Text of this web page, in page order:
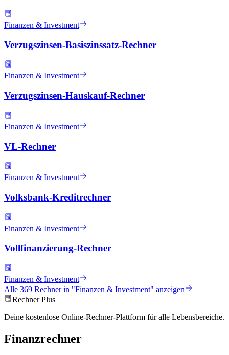
Finanzen & Investment
Verzugszinsen-Basiszinssatz-Rechner
Finanzen & Investment
Verzugszinsen-Hauskauf-Rechner
Finanzen & Investment
VL-Rechner
Finanzen & Investment
Volksbank-Kreditrechner
Finanzen & Investment
Vollfinanzierung-Rechner
Finanzen & Investment
Alle 369 Rechner in "Finanzen & Investment" anzeigen
Rechner Plus
Deine kostenlose Online-Rechner-Plattform für alle Lebensbereiche.
Finanzrechner